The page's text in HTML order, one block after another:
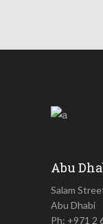
Abu
Salam
Abu Dhabi
Ph: +971 2